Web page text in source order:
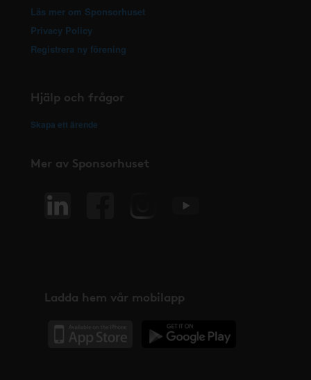
Läs mer om Sponsorhuset
Privacy Policy
Registrera ny förening
Hjälp och frågor
Skapa ett ärende
Mer av Sponsorhuset
Ladda hem vår mobilapp